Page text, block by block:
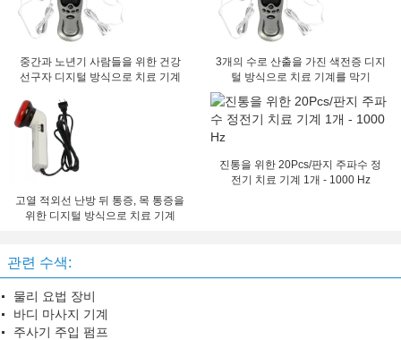
중간과 노년기 사람들을 위한 건강
선구자 디지털 방식으로 치료 기계
3개의 수로 산출을 가진 색전증 디지
털 방식으로 치료 기계를 막기
고열 적외선 난방 뒤 통증, 목 통증을
위한 디지털 방식으로 치료 기계
진통을 위한 20Pcs/판지 주파수 정
전기 치료 기계 1개 - 1000 Hz
관련 수색:
물리 요법 장비
바디 마사지 기계
주사기 주입 펌프